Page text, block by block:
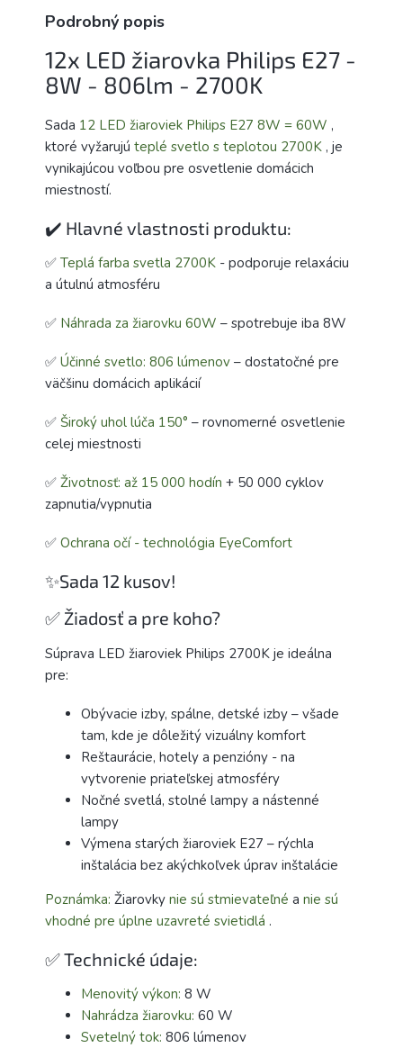
Podrobný popis
12x LED žiarovka Philips E27 -
8W - 806lm - 2700K
Sada 12 LED žiaroviek Philips E27 8W = 60W ,
ktoré vyžarujú teplé svetlo s teplotou 2700K , je
vynikajúcou voľbou pre osvetlenie domácich
miestností.
✔️ Hlavné vlastnosti produktu:
✅ Teplá farba svetla 2700K - podporuje relaxáciu
a útulnú atmosféru
✅ Náhrada za žiarovku 60W – spotrebuje iba 8W
✅ Účinné svetlo: 806 lúmenov – dostatočné pre
väčšinu domácich aplikácií
✅ Široký uhol lúča 150° – rovnomerné osvetlenie
celej miestnosti
✅ Životnosť: až 15 000 hodín + 50 000 cyklov
zapnutia/vypnutia
✅ Ochrana očí - technológia EyeComfort
✨Sada 12 kusov!
✅ Žiadosť a pre koho?
Súprava LED žiaroviek Philips 2700K je ideálna
pre:
Obývacie izby, spálne, detské izby – všade
tam, kde je dôležitý vizuálny komfort
Reštaurácie, hotely a penzióny - na
vytvorenie priateľskej atmosféry
Nočné svetlá, stolné lampy a nástenné
lampy
Výmena starých žiaroviek E27 – rýchla
inštalácia bez akýchkoľvek úprav inštalácie
Poznámka: Žiarovky nie sú stmievateľné a nie sú
vhodné pre úplne uzavreté svietidlá .
✅ Technické údaje:
Menovitý výkon: 8 W
Nahrádza žiarovku: 60 W
Svetelný tok: 806 lúmenov